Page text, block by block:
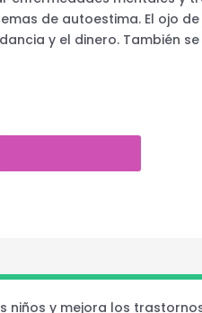
de autoestima. El ojo
y el dinero. También
y mejora los